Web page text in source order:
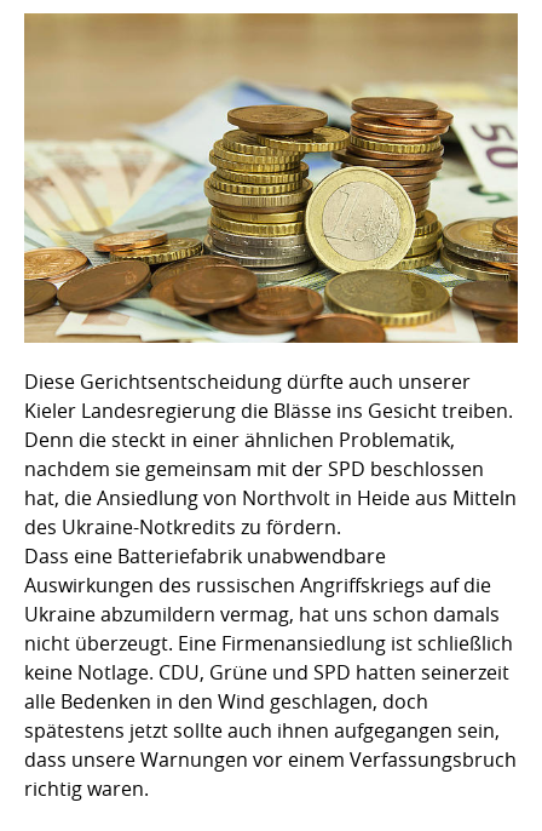
Diese Gerichtsentscheidung dürfte auch unserer
Kieler Landesregierung die Blässe ins Gesicht treiben.
Denn die steckt in einer ähnlichen Problematik,
nachdem sie gemeinsam mit der SPD beschlossen
hat, die Ansiedlung von Northvolt in Heide aus Mitteln
des Ukraine-Notkredits zu fördern.
Dass eine Batteriefabrik unabwendbare
Auswirkungen des russischen Angriffskriegs auf die
Ukraine abzumildern vermag, hat uns schon damals
nicht überzeugt. Eine Firmenansiedlung ist schließlich
keine Notlage. CDU, Grüne und SPD hatten seinerzeit
alle Bedenken in den Wind geschlagen, doch
spätestens jetzt sollte auch ihnen aufgegangen sein,
dass unsere Warnungen vor einem Verfassungsbruch
richtig waren.